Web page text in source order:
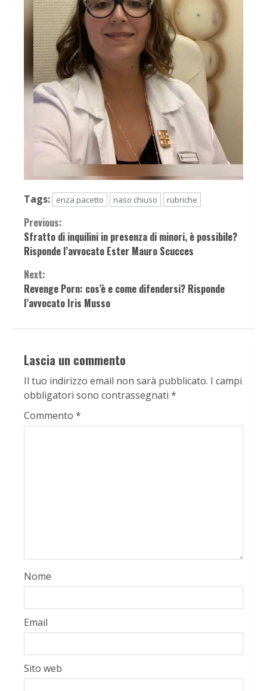
Tags: enza pacetto naso chiuso rubriche
Continue
Reading
Previous:
Sfratto di inquilini in presenza di minori, è possibile?
Risponde l’avvocato Ester Mauro Scucces
Next:
Revenge Porn: cos’è e come difendersi? Risponde
l’avvocato Iris Musso
Lascia un commento
Il tuo indirizzo email non sarà pubblicato. I campi
obbligatori sono contrassegnati *
Commento *
Nome
Email
Sito web